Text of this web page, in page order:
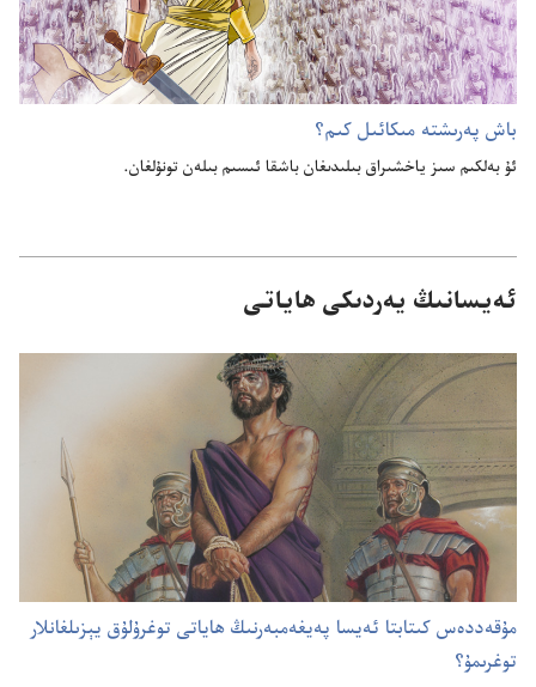
باش پە‌رىشتە مىكائىل كىم؟‏
ئۇ بە‌لكىم سىز ياخشىراق بىلىدىغان باشقا ئىسىم بىلە‌ن تونۇ‌لغان.‏
ئەيسانىڭ يەردىكى ھاياتى
مۇ‌قە‌ددە‌س كىتابتا ئە‌يسا پە‌يغە‌مبە‌رنىڭ ھاياتى توغرۇ‌لۇ‌ق يېزىلغانلار
توغرىمۇ؟‏